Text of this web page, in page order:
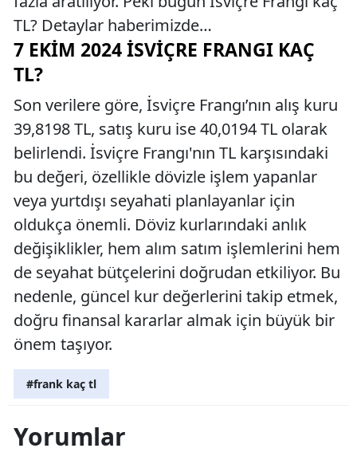
TL? Detaylar haberimizde…
7 EKIM 2024 İSVIÇRE FRANGI KAÇ
TL?
Son verilere göre, İsviçre Frangı’nın alış kuru
39,8198 TL, satış kuru ise 40,0194 TL olarak
belirlendi. İsviçre Frangı'nın TL karşısındaki
bu değeri, özellikle dövizle işlem yapanlar
veya yurtdışı seyahati planlayanlar için
oldukça önemli. Döviz kurlarındaki anlık
değişiklikler, hem alım satım işlemlerini hem
de seyahat bütçelerini doğrudan etkiliyor. Bu
nedenle, güncel kur değerlerini takip etmek,
doğru finansal kararlar almak için büyük bir
önem taşıyor.
#frank kaç tl
Yorumlar